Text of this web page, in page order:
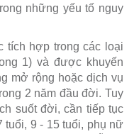
những yếu tố nguy
tích hợp trong các loại
1) và được khuyến
mở rộng hoặc dịch vụ
2 năm đầu đời. Tuy
suốt đời, cần tiếp tục
tuổi, 9 - 15 tuổi, phụ nữ